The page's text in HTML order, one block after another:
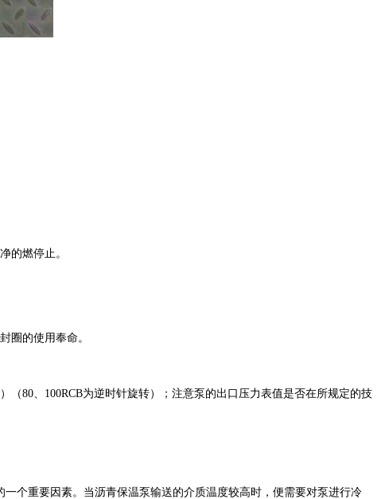
的燃停止。
圈的使用奉命。
80、100RCB为逆时针旋转）；注意泵的出口压力表值是否在所规定的技
个重要因素。当沥青保温泵输送的介质温度较高时，便需要对泵进行冷